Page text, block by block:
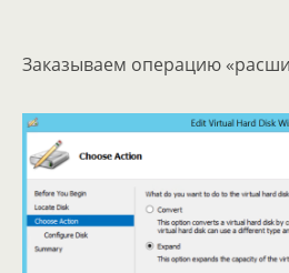
Заказываем операцию